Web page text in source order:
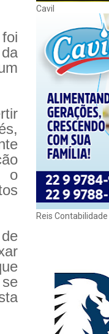
o
Cavil
Reis Contabilidade